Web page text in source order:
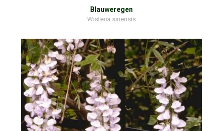
Blauweregen
Wisteria sinensis